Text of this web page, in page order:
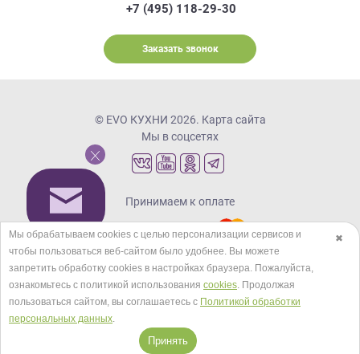
+7 (495) 118-29-30
Заказать звонок
© EVO КУХНИ 2026. Карта сайта
Мы в соцсетях
Принимаем к оплате
Кредиты и рассрочка
✖
Мы обрабатываем cookies с целью персонализации сервисов и
чтобы пользоваться веб-сайтом было удобнее. Вы можете
запретить обработку сookies в настройках браузера. Пожалуйста,
ознакомьтесь с политикой использования cookies. Продолжая
пользоваться сайтом, вы соглашаетесь с Политикой обработки
персональных данных.
Принять